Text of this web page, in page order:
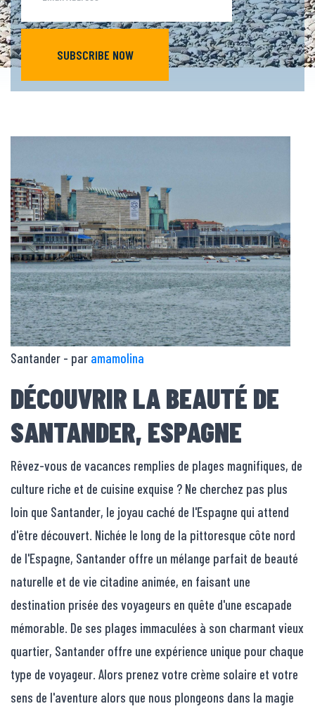
SUBSCRIBE NOW
Santander - par amamolina
DÉCOUVRIR LA BEAUTÉ DE
SANTANDER, ESPAGNE
Rêvez-vous de vacances remplies de plages magnifiques, de
culture riche et de cuisine exquise ? Ne cherchez pas plus
loin que Santander, le joyau caché de l'Espagne qui attend
d'être découvert. Nichée le long de la pittoresque côte nord
de l'Espagne, Santander offre un mélange parfait de beauté
naturelle et de vie citadine animée, en faisant une
destination prisée des voyageurs en quête d'une escapade
mémorable. De ses plages immaculées à son charmant vieux
quartier, Santander offre une expérience unique pour chaque
type de voyageur. Alors prenez votre crème solaire et votre
sens de l'aventure alors que nous plongeons dans la magie